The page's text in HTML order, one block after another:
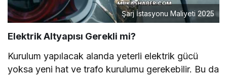
Şarj İstasyonu Maliyeti 2025
Elektrik Altyapısı Gerekli mi?
Kurulum yapılacak alanda yeterli elektrik gücü
yoksa yeni hat ve trafo kurulumu gerekebilir. Bu da